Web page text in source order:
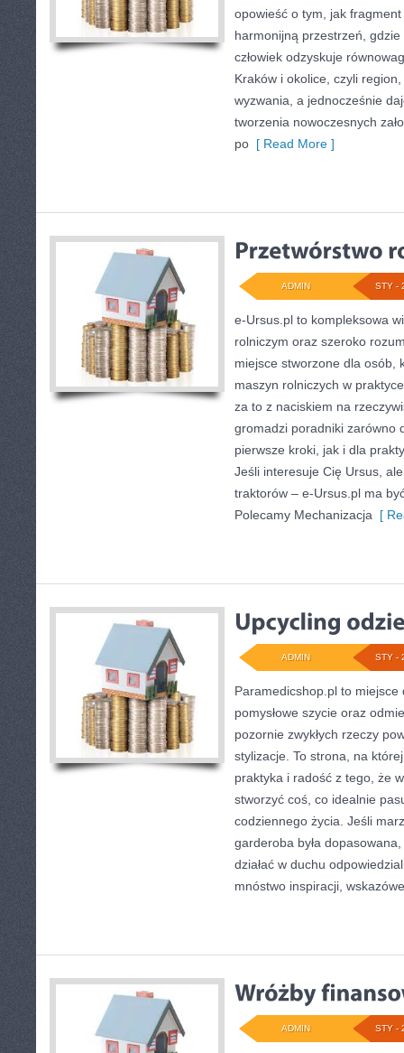
opowieść o tym, jak
harmonijną przestrzeń,
człowiek odzyskuje
Kraków i okolice, czyli
wyzwania, a jednocześnie
tworzenia nowoczesnych
po [ Read More ]
STY -
ADMIN
e-Ursus.pl to kompleksowa
rolniczym oraz szeroko
miejsce stworzone dla osób,
maszyn rolniczych w
za to z naciskiem na
gromadzi poradniki zarówno
pierwsze kroki, jak i dla
Jeśli interesuje Cię Ursus,
traktorów – e-Ursus.pl ma
Polecamy Mechanizacja [
STY -
ADMIN
Paramedicshop.pl to
pomysłowe szycie oraz
pozornie zwykłych rzeczy
stylizacje. To strona, na
praktyka i radość z tego, że
stworzyć coś, co idealnie
codziennego życia. Jeśli
garderoba była
działać w duchu
mnóstwo inspiracji,
STY -
ADMIN